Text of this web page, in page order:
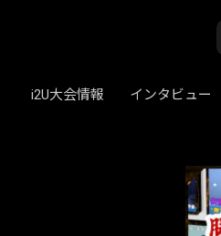
i2U大会情報 インタビュー